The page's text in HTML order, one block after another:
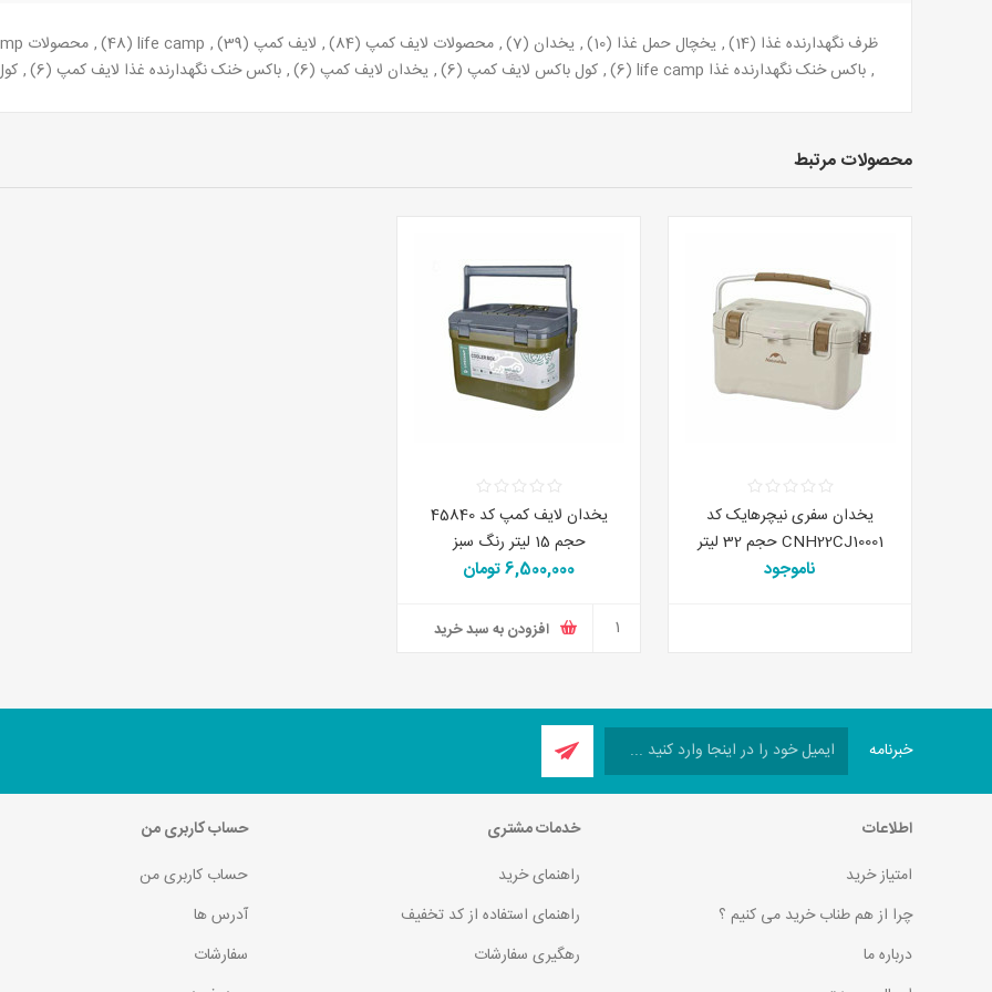
ظرف نگهدارنده غذا (14)
, یخچال حمل غذا (10)
, یخدان (7)
, محصولات لایف کمپ (84)
, لایف کمپ (39)
,
life camp
(48)
, محصولات life camp
, باکس خنک نگهدارنده غذا life camp (6)
, کول باکس لایف کمپ (6)
, یخدان لایف کمپ (6)
, باکس خنک نگهدارنده غذا لایف کمپ (6)
,
محصولات مرتبط
یخدان سفری نیچرهایک کد
CNH22CJ10001 حجم 32 لیتر
ناموجود
یخدان لایف کمپ کد 45840
حجم 15 لیتر رنگ سبز
6,500,000 تومان
افزودن به سبد خرید
خبرنامه
اطلاعات
امتیاز خرید
چرا از هم طناب خرید می کنیم ؟
درباره ما
خدمات مشتری
راهنمای خرید
راهنمای استفاده از کد تخفیف
رهگیری سفارشات
حساب کاربری من
حساب کاربری من
آدرس ها
سفارشات